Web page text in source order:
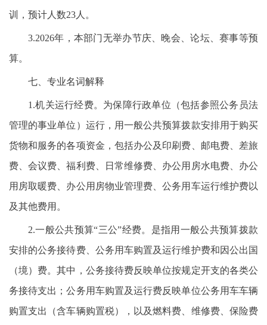
训，预计人数23人。
3.2026年，本部门无举办节庆、晚会、论坛、赛事等预
算。
七、专业名词解释
1.机关运行经费。为保障行政单位（包括参照公务员法
管理的事业单位）运行，用一般公共预算拨款安排用于购买
货物和服务的各项资金，包括办公及印刷费、邮电费、差旅
费、会议费、福利费、日常维修费、办公用房水电费、办公
用房取暖费、办公用房物业管理费、公务用车运行维护费以
及其他费用。
2.一般公共预算“三公”经费。是指用一般公共预算拨款
安排的公务接待费、公务用车购置及运行维护费和因公出国
（境）费。其中，公务接待费反映单位按规定开支的各类公
务接待支出；公务用车购置及运行费反映单位公务用车车辆
购置支出（含车辆购置税），以及燃料费、维修费、保险费